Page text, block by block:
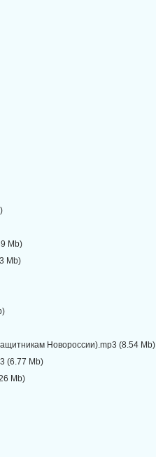
Mb)
Mb)
Новороссии).mp3 (8.54 Mb)
(6.77 Mb)
Mb)